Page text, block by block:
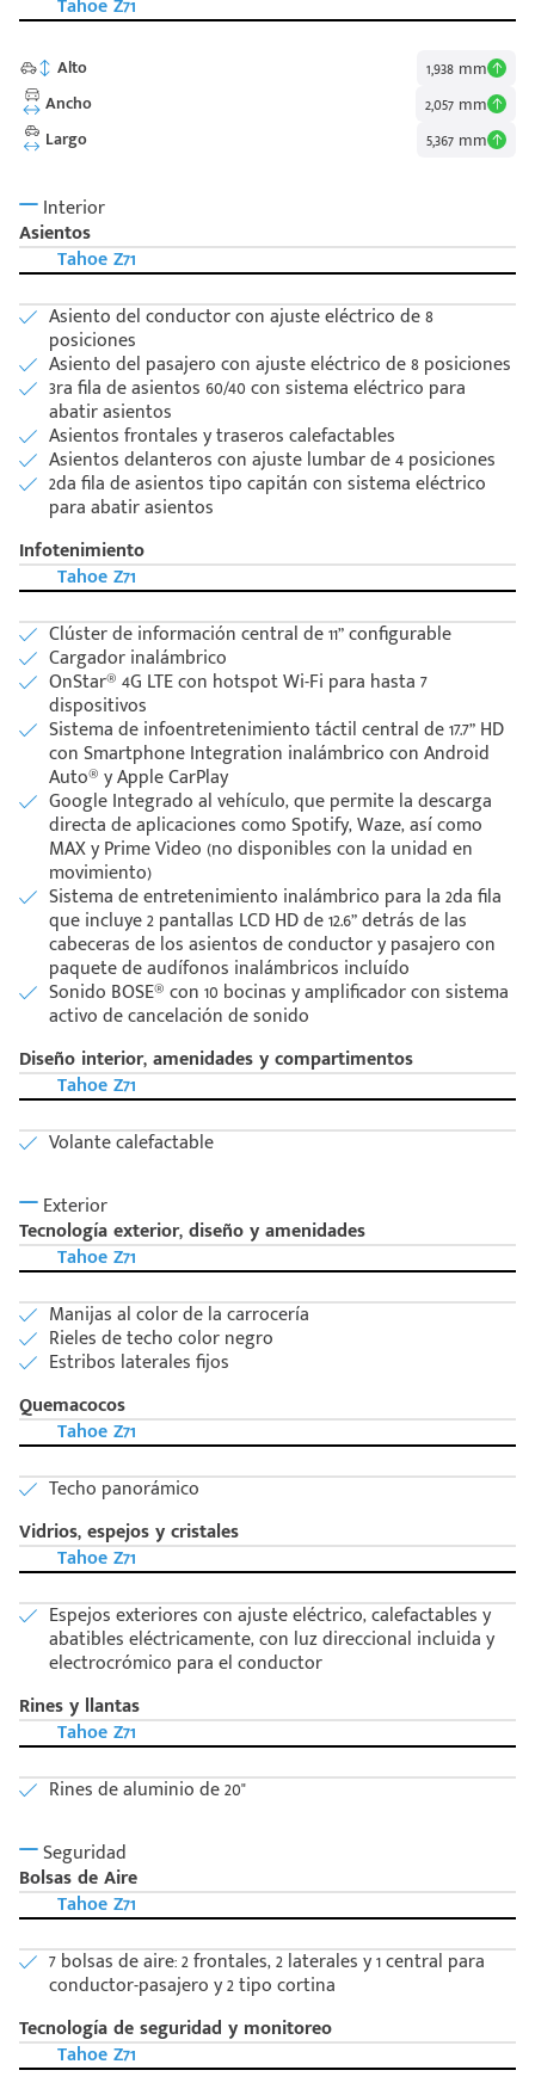
Escríbenos
+528121278366
Código
Postal
Tahoe Z71
Alto
1,938 mm
Ancho
2,057 mm
Largo
5,367 mm
Interior
Asientos
Tahoe Z71
Asiento del conductor con ajuste eléctrico de 8
posiciones
Asiento del pasajero con ajuste eléctrico de 8 posiciones
3ra fila de asientos 60/40 con sistema eléctrico para
abatir asientos
Asientos frontales y traseros calefactables
Asientos delanteros con ajuste lumbar de 4 posiciones
2da fila de asientos tipo capitán con sistema eléctrico
para abatir asientos
Infotenimiento
Tahoe Z71
Clúster de información central de 11” configurable
Cargador inalámbrico
OnStar® 4G LTE con hotspot Wi-Fi para hasta 7
dispositivos
Sistema de infoentretenimiento táctil central de 17.7” HD
con Smartphone Integration inalámbrico con Android
Auto® y Apple CarPlay
Google Integrado al vehículo, que permite la descarga
directa de aplicaciones como Spotify, Waze, así como
MAX y Prime Video (no disponibles con la unidad en
movimiento)
Sistema de entretenimiento inalámbrico para la 2da fila
que incluye 2 pantallas LCD HD de 12.6” detrás de las
cabeceras de los asientos de conductor y pasajero con
paquete de audífonos inalámbricos incluído
Sonido BOSE® con 10 bocinas y amplificador con sistema
activo de cancelación de sonido
Diseño interior, amenidades y compartimentos
Tahoe Z71
Volante calefactable
Exterior
Tecnología exterior, diseño y amenidades
Tahoe Z71
Manijas al color de la carrocería
Rieles de techo color negro
Estribos laterales fijos
Quemacocos
Tahoe Z71
Techo panorámico
Vidrios, espejos y cristales
Tahoe Z71
Espejos exteriores con ajuste eléctrico, calefactables y
abatibles eléctricamente, con luz direccional incluida y
electrocrómico para el conductor
Rines y llantas
Tahoe Z71
Rines de aluminio de 20"
Seguridad
Bolsas de Aire
Tahoe Z71
7 bolsas de aire: 2 frontales, 2 laterales y 1 central para
conductor-pasajero y 2 tipo cortina
Tecnología de seguridad y monitoreo
Tahoe Z71